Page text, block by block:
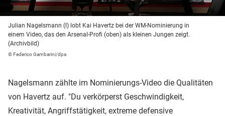
Julian Nagelsmann (l) lobt Kai Havertz bei der WM-Nominierung in
einem Video, das den Arsenal-Profi (oben) als kleinen Jungen zeigt.
(Archivbild)
© Federico Gambarini/dpa
Nagelsmann zählte im Nominierungs-Video die Qualitäten
von Havertz auf. "Du verkörperst Geschwindigkeit,
Kreativität, Angriffstätigkeit, extreme defensive